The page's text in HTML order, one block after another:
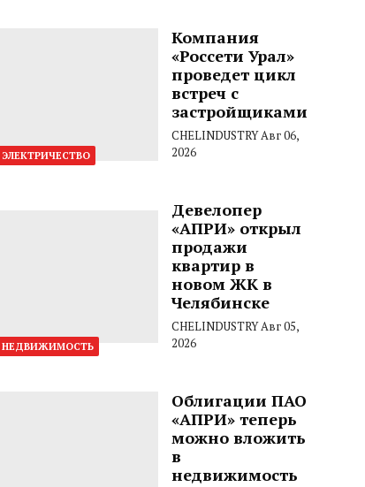
ЭЛЕКТРИЧЕСТВО
Компания
«Россети Урал»
проведет цикл
встреч с
застройщиками
CHELINDUSTRYАвг 06,
2026
НЕДВИЖИМОСТЬ
Девелопер
«АПРИ» открыл
продажи
квартир в
новом ЖК в
Челябинске
CHELINDUSTRYАвг 05,
2026
Облигации ПАО
«АПРИ» теперь
можно вложить
в
недвижимость